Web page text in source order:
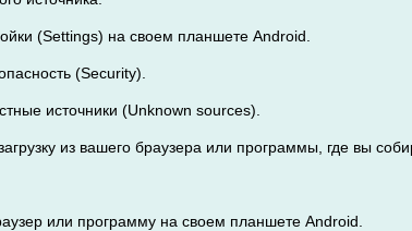
(Settings) на своем планшете Android.
(Security).
источники (Unknown sources).
из вашего браузера или программы, где вы
или программу на своем планшете Android.